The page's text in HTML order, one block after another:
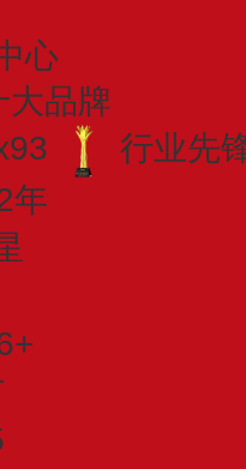
心
大品牌
行业先
年